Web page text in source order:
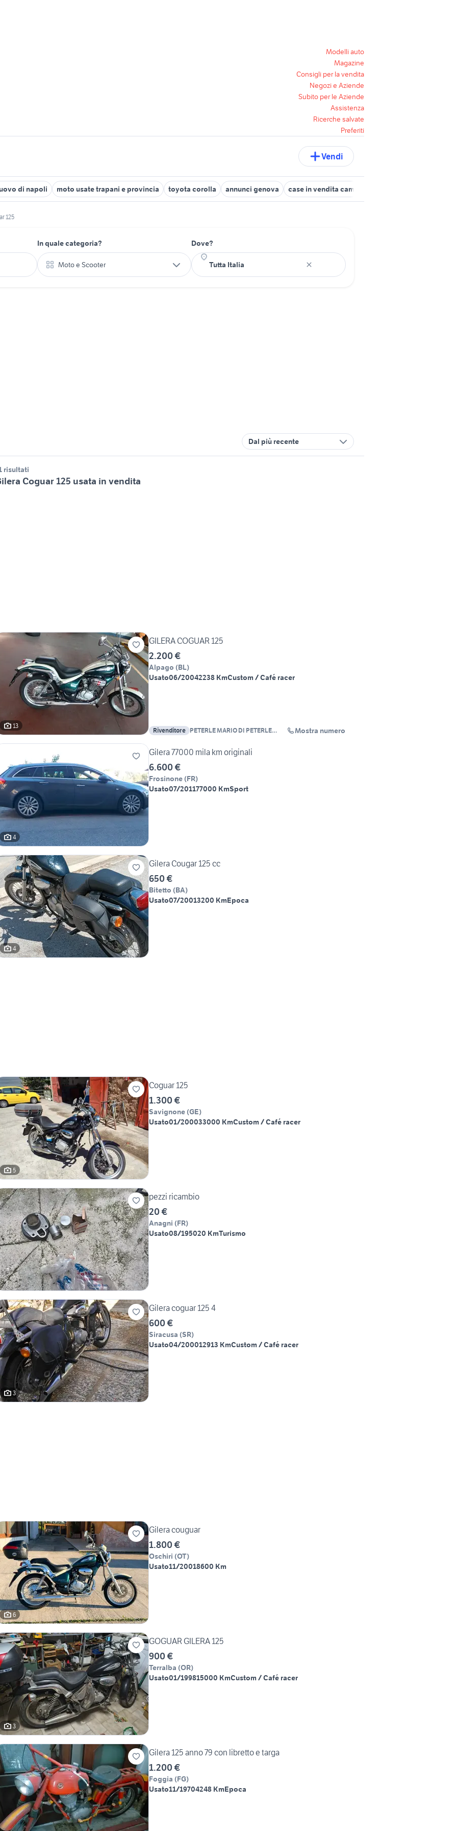
Modelli auto
Magazine
Consigli per la vendita
Negozi e Aziende
Subito per le Aziende
Assistenza
Ricerche salvate
Preferiti
Vendi
di napoli moto usate trapani e provincia toyota corolla annunci genova case in vendita campobasso
125
In quale categoria?
Moto e Scooter
Dove?
Dal più recente
risultati
Coguar 125 usata in vendita
13
GILERA COGUAR 125
2.200 €
Alpago (BL)
Usato06/20042238 KmCustom / Café racer
Rivenditore PETERLE MARIO DI PETERLE
Mostra numero
4
Gilera 77000 mila km originali
6.600 €
Frosinone (FR)
Usato07/201177000 KmSport
4
Gilera Cougar 125 cc
650 €
Bitetto (BA)
Usato07/20013200 KmEpoca
5
Coguar 125
1.300 €
Savignone (GE)
Usato01/200033000 KmCustom / Café racer
pezzi ricambio
20 €
Anagni (FR)
Usato08/195020 KmTurismo
3
Gilera coguar 125 4
600 €
Siracusa (SR)
Usato04/200012913 KmCustom / Café racer
6
Gilera couguar
1.800 €
Oschiri (OT)
Usato11/20018600 Km
3
GOGUAR GILERA 125
900 €
Terralba (OR)
Usato01/199815000 KmCustom / Café racer
Gilera 125 anno 79 con libretto e targa
1.200 €
Foggia (FG)
Usato11/19704248 KmEpoca